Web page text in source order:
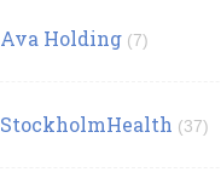
Ava Holding (7)
StockholmHealth (37)